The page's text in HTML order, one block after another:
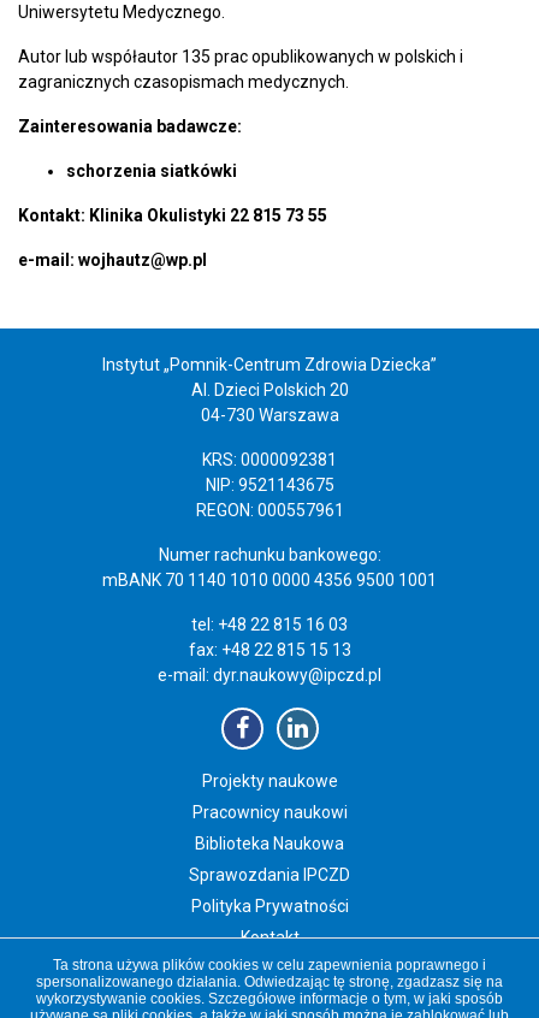
Uniwersytetu Medycznego.
Autor lub współautor 135 prac opublikowanych w polskich i
zagranicznych czasopismach medycznych.
Zainteresowania badawcze:
schorzenia siatkówki
Kontakt: Klinika Okulistyki 22 815 73 55
e-mail: wojhautz@wp.pl
Instytut „Pomnik-Centrum Zdrowia Dziecka”
Al. Dzieci Polskich 20
04-730 Warszawa
KRS: 0000092381
NIP: 9521143675
REGON: 000557961
Numer rachunku bankowego:
mBANK 70 1140 1010 0000 4356 9500 1001
tel: +48 22 815 16 03
fax: +48 22 815 15 13
e-mail: dyr.naukowy@ipczd.pl
Projekty naukowe
Pracownicy naukowi
Biblioteka Naukowa
Sprawozdania IPCZD
Polityka Prywatności
Kontakt
Newsletter IPCZD
Ta strona używa plików cookies w celu zapewnienia poprawnego i
spersonalizowanego działania. Odwiedzając tę stronę, zgadzasz się na
wykorzystywanie cookies. Szczegółowe informacje o tym, w jaki sposób